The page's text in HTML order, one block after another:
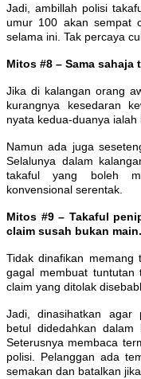
Jadi, ambillah polisi
umur 100 akan sempat
selama ini. Tak percaya
Mitos #8 – Sama
Jika di kalangan orang
kurangnya kesedaran
nyata kedua-duanya ialah
Namun ada juga
Selalunya dalam
takaful yang boleh
konvensional serentak.
Mitos #9 – Takaful
claim susah bukan main.
Tidak dinafikan memang
gagal membuat tuntutan
claim yang ditolak
Jadi, dinasihatkan agar
betul didedahkan dalam
Seterusnya membaca
polisi. Pelanggan ada
semakan dan batalkan